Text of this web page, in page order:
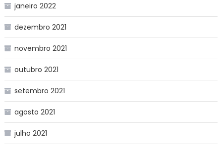
janeiro 2022
dezembro 2021
novembro 2021
outubro 2021
setembro 2021
agosto 2021
julho 2021